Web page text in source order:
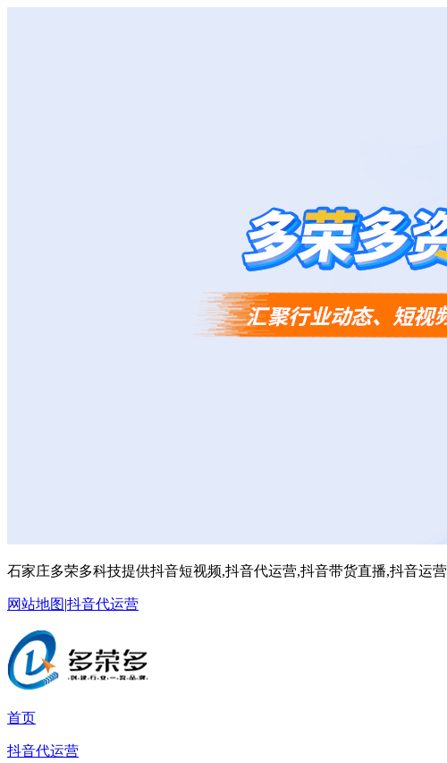
石家庄多荣多科技提供抖音短视频,抖音代运营,抖音带货直播,抖音运
网站地图|抖音代运营
首页
抖音代运营